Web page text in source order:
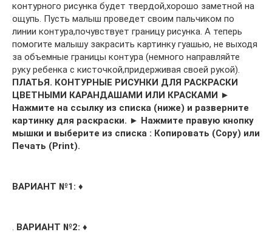
контурного рисунка будет твердой,хорошо заметной на
ощупь. Пусть малыш проведет своим пальчиком по
линии контура,почувствует границу рисунка. А теперь
помогите малышу закрасить картинку гуашью, не выходя
за объемные границы контура (немного направляйте
руку ребенка с кисточкой,придерживая своей рукой).
ПЛАТЬЯ. КОНТУРНЫЕ РИСУНКИ ДЛЯ РАСКРАСКИ
ЦВЕТНЫМИ КАРАНДАШАМИ ИЛИ КРАСКАМИ ►
Нажмите на ссылку из списка (ниже) и разверните
картинку для раскраски. ► Нажмите правую кнопку
мышки и выберите из списка : Копировать (Copy) или
Печать (Print).
ВАРИАНТ №1: ♦
. ВАРИАНТ №2: ♦